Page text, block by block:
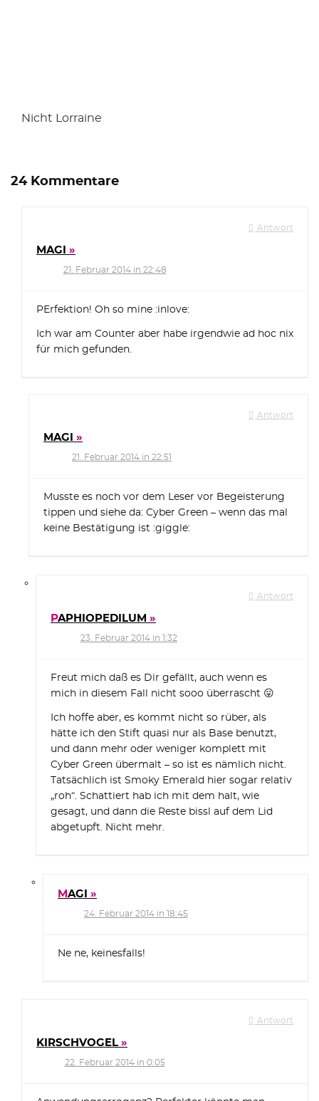
Nicht Lorraine
24 Kommentare
Antwort
MAGI
21. Februar 2014 in 22:48
PErfektion! Oh so mine :inlove:
Ich war am Counter aber habe irgendwie ad hoc nix
für mich gefunden.
Antwort
MAGI
21. Februar 2014 in 22:51
Musste es noch vor dem Leser vor Begeisterung
tippen und siehe da: Cyber Green – wenn das mal
keine Bestätigung ist :giggle:
Antwort
PAPHIOPEDILUM
23. Februar 2014 in 1:32
Freut mich daß es Dir gefällt, auch wenn es
mich in diesem Fall nicht sooo überrascht 😛
Ich hoffe aber, es kommt nicht so rüber, als
hätte ich den Stift quasi nur als Base benutzt,
und dann mehr oder weniger komplett mit
Cyber Green übermalt – so ist es nämlich nicht.
Tatsächlich ist Smoky Emerald hier sogar relativ
„roh“. Schattiert hab ich mit dem halt, wie
gesagt, und dann die Reste bissl auf dem Lid
abgetupft. Nicht mehr.
MAGI
24. Februar 2014 in 18:45
Ne ne, keinesfalls!
Antwort
KIRSCHVOGEL
22. Februar 2014 in 0:05